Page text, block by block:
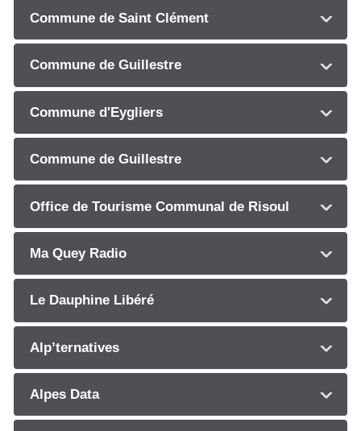
Commune de Saint Clément
Commune de Guillestre
Commune d'Eygliers
Commune de Guillestre
Office de Tourisme Communal de Risoul
Ma Quey Radio
Le Dauphine Libéré
Alp’ternatives
Alpes Data